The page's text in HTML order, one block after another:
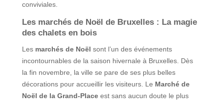
conviviales.
Les marchés de Noël de Bruxelles : La magie
des chalets en bois
Les marchés de Noël sont l’un des événements
incontournables de la saison hivernale à Bruxelles. Dès
la fin novembre, la ville se pare de ses plus belles
décorations pour accueillir les visiteurs. Le Marché de
Noël de la Grand-Placeest sans aucun doute le plus